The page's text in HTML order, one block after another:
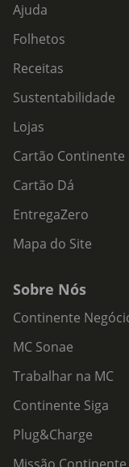
Ajuda
Folhetos
Receitas
Sustentabilidade
Lojas
Cartão Continente
Cartão Dá
EntregaZero
Mapa do Site
Sobre Nós
Continente
MC Sonae
Trabalhar na MC
Continente Siga
Plug&Charge